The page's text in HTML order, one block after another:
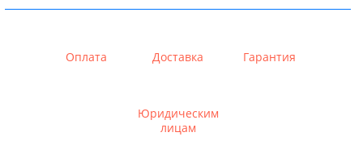
Оплата Доставка Гарантия
Юридическим
лицам